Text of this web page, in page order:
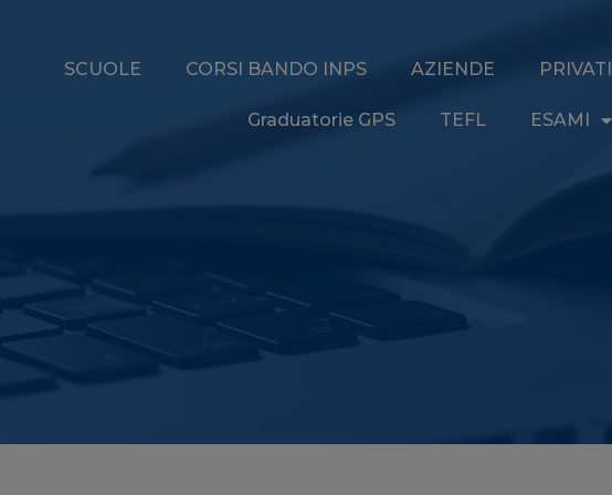
SCUOLE CORSI BANDO INPS AZIENDE PRIVATI
Graduatorie GPS TEFL ESAMI